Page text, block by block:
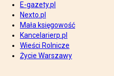
E-gazety.pl
Nexto.pl
Mała księgowość
Kancelarierp.pl
Wieści Rolnicze
Życie Warszawy